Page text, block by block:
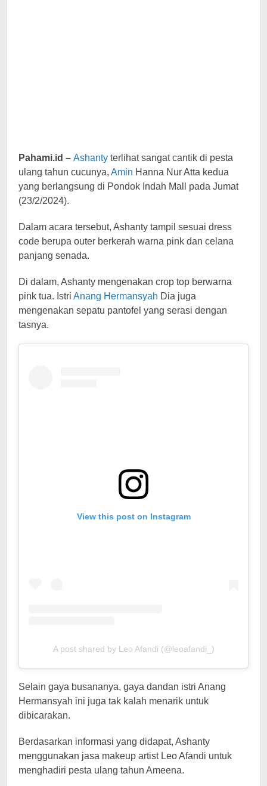
Pahami.id – Ashanty terlihat sangat cantik di pesta
ulang tahun cucunya, Amin Hanna Nur Atta kedua
yang berlangsung di Pondok Indah Mall pada Jumat
(23/2/2024).
Dalam acara tersebut, Ashanty tampil sesuai dress
code berupa outer berkerah warna pink dan celana
panjang senada.
Di dalam, Ashanty mengenakan crop top berwarna
pink tua. Istri Anang Hermansyah Dia juga
mengenakan sepatu pantofel yang serasi dengan
tasnya.
View this post on Instagram
A post shared by Leo Afandi (@leoafandi_)
Selain gaya busananya, gaya dandan istri Anang
Hermansyah ini juga tak kalah menarik untuk
dibicarakan.
Berdasarkan informasi yang didapat, Ashanty
menggunakan jasa makeup artist Leo Afandi untuk
menghadiri pesta ulang tahun Ameena.